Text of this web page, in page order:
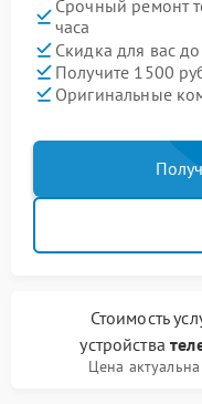
Срочный ремонт
часа
Скидка для вас до
Получите 1500
Оригинальные
Стоимость
устройства
Цена